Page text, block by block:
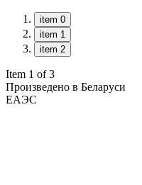
item 0
item 1
item 2
Item 1 of 3
Произведено в Беларуси
ЕАЭС